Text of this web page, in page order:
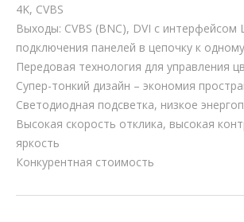
4K, CVBS
Выходы: CVBS (BNC), DVI с интерфейсом
подключения панелей в цепочку к
Передовая технология для управления
Супер-тонкий дизайн – экономия
Светодиодная подсветка, низкое
Высокая скорость отклика, высокая
яркость
Конкурентная стоимость